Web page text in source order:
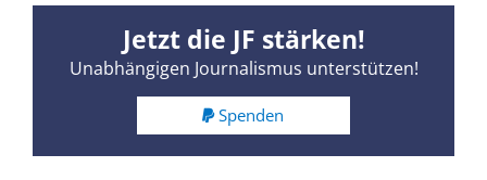
Jetzt die JF stärken!
Unabhängigen Journalismus unterstützen!
Spenden